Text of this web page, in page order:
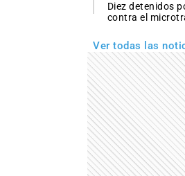
Diez detenidos
contra el
Ver todas las